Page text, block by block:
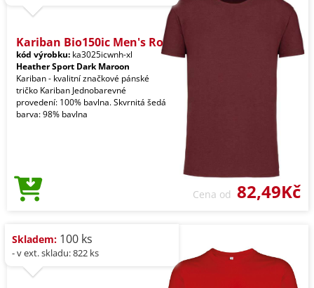
Kariban Bio150ic Men's Ro
kód výrobku: ka3025icwnh-xl
Heather Sport Dark Maroon
Kariban - kvalitní značkové pánské
tričko Kariban Jednobarevné
provedení: 100% bavlna. Skvrnitá šedá
barva: 98% bavlna
Cena od 82,49Kč
Skladem: 100 ks
- v ext. skladu: 822 ks